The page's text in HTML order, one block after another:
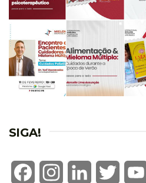
SIGA!
FacebookInstagramLinkedInTwitter